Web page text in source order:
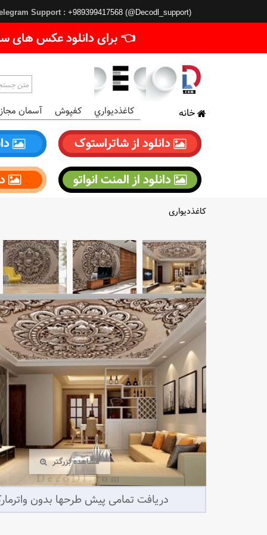
Support : +989399417568 (@Decodl_support)
👈 برای دانلود عکس های
خانه کاغذديواري کفپوش آسمان
دانلود از شاتراستوک
دانلود از المنت انواتو
کاغذدیواری
مشاهده بزرگتر